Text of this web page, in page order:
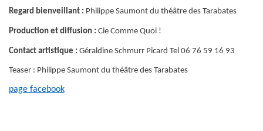
Regard bienveillant : Philippe Saumont du théâtre des Tarabates
Production et diffusion : Cie Comme Quoi !
Contact artistique : Géraldine Schmurr Picard Tel 06 76 59 16 93
Teaser : Philippe Saumont du théâtre des Tarabates
page facebook